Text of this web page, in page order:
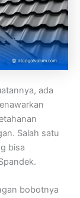
ada
Salah satu
bisa
bobotnya